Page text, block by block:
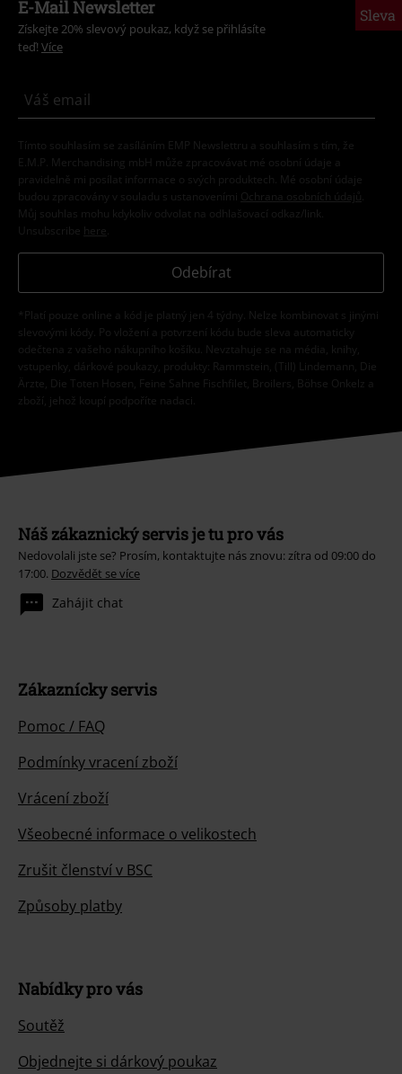
Sleva
E-Mail Newsletter
Získejte 20% slevový poukaz, když se přihlásíte
teď! Více
Tímto souhlasím se zasíláním EMP Newslettru a souhlasím s tím, že
E.M.P. Merchandising mbH může zpracovávat mé osobní údaje a
pravidelně mi posílat informace o svých produktech. Mé osobní údaje
budou zpracovány v souladu s ustanoveními
Ochrana osobních údajů
Můj souhlas mohu kdykoliv odvolat na odhlašovací odkaz/link.
Unsubscribe here
Odebírat
*Platí pouze online a kód je platný jen 4 týdny. Nelze kombinovat s jinými
slevovými kódy. Po vložení a potvrzení kódu bude sleva automaticky
odečtena z vašeho nákupního košíku. Nevztahuje se na média, knihy,
vstupenky, dárkové poukazy, produkty: Rammstein, (Till) Lindemann, Die
Ärzte, Die Toten Hosen, Feine Sahne Fischfilet, Broilers, Böhse Onkelz a
zboží, jehož koupí podpoříte nadaci.
Náš zákaznický servis je tu pro vás
Nedovolali jste se? Prosím, kontaktujte nás znovu: zítra od 09:00 do
17:00. Dozvědět se více
Zahájit chat
Zákaznícky servis
Pomoc / FAQ
Podmínky vracení zboží
Vrácení zboží
Všeobecné informace o velikostech
Zrušit členství v BSC
Způsoby platby
Nabídky pro vás
Soutěž
Objednejte si dárkový poukaz